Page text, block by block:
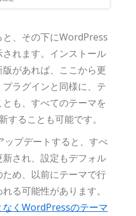
、その下にWordPress
れます。インストール
があれば、ここから更
ラグインと同様に、テ
も、すべてのテーマを
することも可能です。
プデートすると、すべ
され、設定もデフォル
ため、以前にテーマで行
る可能性があります。
くWordPressのテーマ